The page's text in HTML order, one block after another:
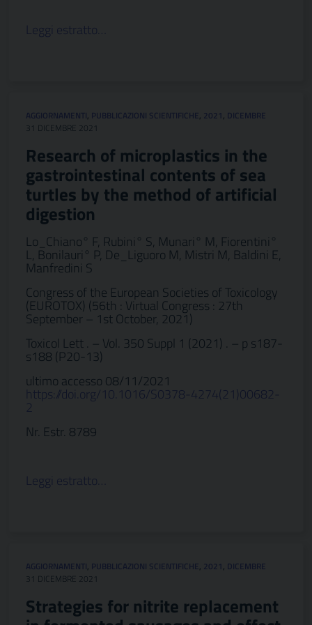
Leggi estratto…
AGGIORNAMENTI, PUBBLICAZIONI SCIENTIFICHE, 2021 , DICEMBRE
31 DICEMBRE 2021
Research of microplastics in the
gastrointestinal contents of sea
turtles by the method of artificial
digestion
Lo_Chiano° F, Rubini° S, Munari° M, Fiorentini°
L, Bonilauri° P, De_Liguoro M, Mistri M, Baldini E,
Manfredini S
Congress of the European Societies of Toxicology
(EUROTOX) (56th : Virtual Congress : 27th
September – 1st October, 2021)
Toxicol Lett . – Vol. 350 Suppl 1 (2021) . – p s187-
s188 (P20-13)
ultimo accesso 08/11/2021
https://doi.org/10.1016/S0378-4274(21)00682-
2
Nr. Estr. 8789
Leggi estratto…
AGGIORNAMENTI, PUBBLICAZIONI SCIENTIFICHE, 2021 , DICEMBRE
31 DICEMBRE 2021
Strategies for nitrite replacement